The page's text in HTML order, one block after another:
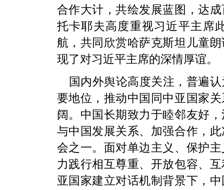
合作大计，共绘发展蓝图，达
托卡耶夫高度重视习近平主席
航，共同欣赏哈萨克斯坦儿童
现了对习近平主席的深情厚谊。
国内外舆论高度关注，普遍
要地位，推动中国同中亚国家
阔。中国长期致力于睦邻友好
与中国发展关系、加强合作，
会之一。面对单边主义、保护
力践行相互尊重、开放包容、
亚国家建立对话机制背景下，